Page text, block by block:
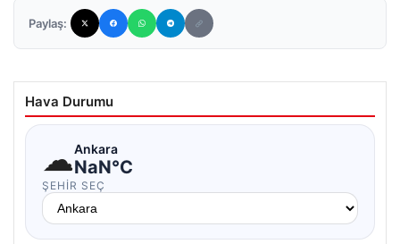
Paylaş:
Hava Durumu
☁Ankara
NaN°C
ŞEHIR SEÇ